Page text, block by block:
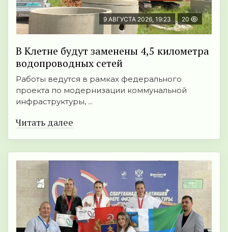
9 АВГУСТА 2026, 19:23 20
В Клетне будут заменены 4,5 километра
водопроводных сетей
Работы ведутся в рамках федерального
проекта по модернизации коммунальной
инфраструктуры, ...
Читать далее